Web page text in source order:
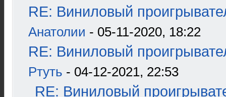
RE: Виниловый
Анатолии - 05-11-2020, 18:22
RE: Виниловый
Ртуть - 04-12-2021, 22:53
RE: Виниловый